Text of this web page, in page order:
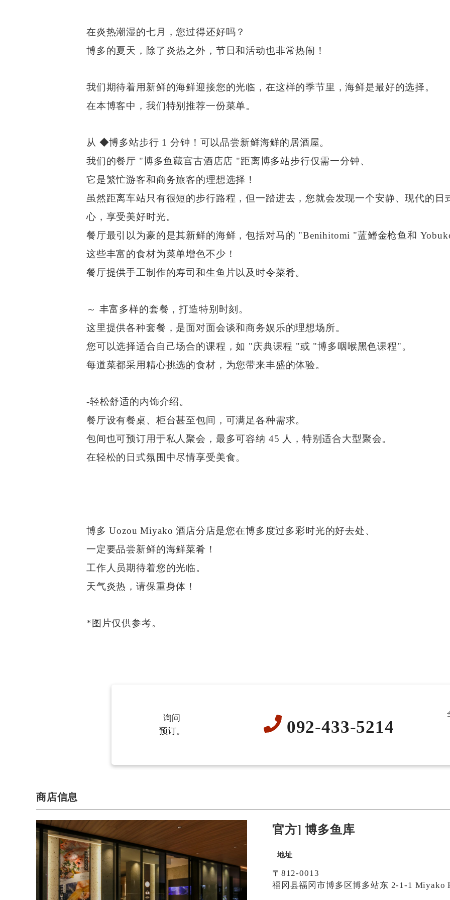
在炎热潮湿的七月，您过得还好吗？
博多的夏天，除了炎热之外，节日和活动也非常热闹！
我们期待着用新鲜的海鲜迎接您的光临，在这样的季节里，海鲜是最好的选择。
在本博客中，我们特别推荐一份菜单。
从 ◆博多站步行 1 分钟！可以品尝新鲜海鲜的居酒屋。
我们的餐厅 "博多鱼藏宫古酒店店 "距离博多站步行仅需一分钟、
它是繁忙游客和商务旅客的理想选择！
虽然距离车站只有很短的步行路程，但一踏进去，您就会发现一个安静、现代的日
心，享受美好时光。
餐厅最引以为豪的是其新鲜的海鲜，包括对马的 "Benihitomi "蓝鳍金枪鱼和
这些丰富的食材为菜单增色不少！
餐厅提供手工制作的寿司和生鱼片以及时令菜肴。
～ 丰富多样的套餐，打造特别时刻。
这里提供各种套餐，是面对面会谈和商务娱乐的理想场所。
您可以选择适合自己场合的课程，如 "庆典课程 "或 "博多咽喉黑色课程"。
每道菜都采用精心挑选的食材，为您带来丰盛的体验。
-轻松舒适的内饰介绍。
餐厅设有餐桌、柜台甚至包间，可满足各种需求。
包间也可预订用于私人聚会，最多可容纳 45 人，特别适合大型聚会。
在轻松的日式氛围中尽情享受美食。
博多 Uozou Miyako 酒店分店是您在博多度过多彩时光的好去处、
一定要品尝新鲜的海鲜菜肴！
工作人员期待着您的光临。
天气炎热，请保重身体！
*图片仅供参考。
询问
预订。
092-433-5214
商店信息
官方] 博多鱼库
地址
〒812-0013
福冈县福冈市博多区博多站东 2-1-1 Miyako